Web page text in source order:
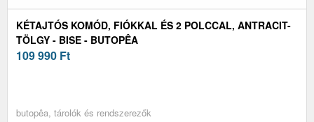
KÉTAJTÓS KOMÓD, FIÓKKAL ÉS 2 POLCCAL, ANTRACIT-
TÖLGY - BISE - BUTOPÊA
109 990 Ft
butopêa, tárolók és rendszerezők